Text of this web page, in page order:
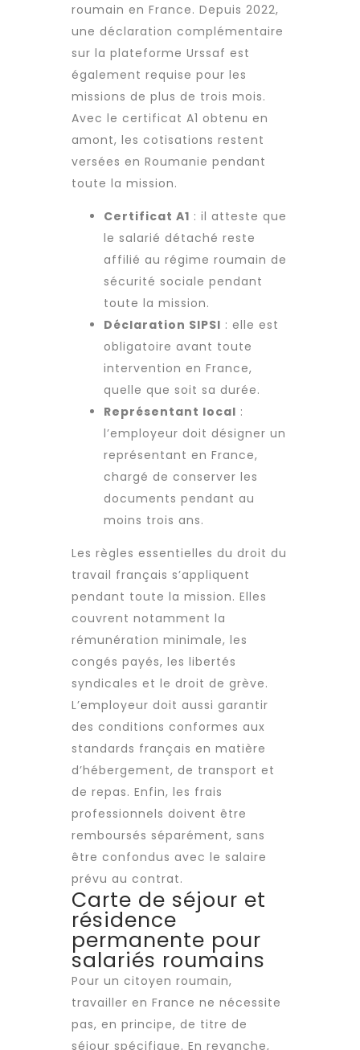
roumain en France. Depuis 2022,
une déclaration complémentaire
sur la plateforme Urssaf est
également requise pour les
missions de plus de trois mois.
Avec le certificat A1 obtenu en
amont, les cotisations restent
versées en Roumanie pendant
toute la mission.
Certificat A1 : il atteste que
le salarié détaché reste
affilié au régime roumain de
sécurité sociale pendant
toute la mission.
Déclaration SIPSI : elle est
obligatoire avant toute
intervention en France,
quelle que soit sa durée.
Représentant local :
l’employeur doit désigner un
représentant en France,
chargé de conserver les
documents pendant au
moins trois ans.
Les règles essentielles du droit du
travail français s’appliquent
pendant toute la mission. Elles
couvrent notamment la
rémunération minimale, les
congés payés, les libertés
syndicales et le droit de grève.
L’employeur doit aussi garantir
des conditions conformes aux
standards français en matière
d’hébergement, de transport et
de repas. Enfin, les frais
professionnels doivent être
remboursés séparément, sans
être confondus avec le salaire
prévu au contrat.
Carte de séjour et
résidence
permanente pour
salariés roumains
Pour un citoyen roumain,
travailler en France ne nécessite
pas, en principe, de titre de
séjour spécifique. En revanche,